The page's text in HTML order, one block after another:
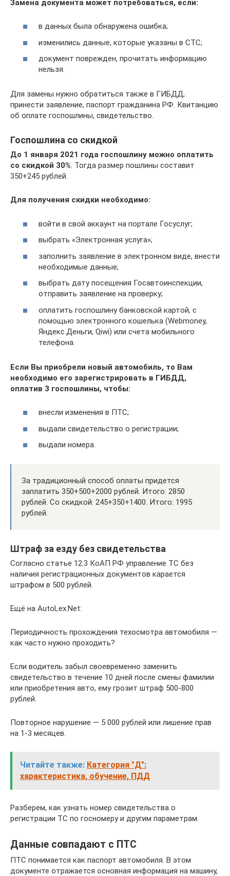
Замена документа может потребоваться, если:
в данных была обнаружена ошибка;
изменились данные, которые указаны в СТС;
документ поврежден, прочитать информацию
нельзя.
Для замены нужно обратиться также в ГИБДД,
принести заявление, паспорт гражданина РФ. Квитанцию
об оплате госпошлины, свидетельство.
Госпошлина со скидкой
До 1 января 2021 года госпошлину можно оплатить
со скидкой 30%. Тогда размер пошлины составит
350+245 рублей.
Для получения скидки необходимо:
войти в свой аккаунт на портале Госуслуг;
выбрать «Электронная услуга»;
заполнить заявление в электронном виде, внести
необходимые данные;
выбрать дату посещения Госавтоинспекции,
отправить заявление на проверку;
оплатить госпошлину банковской картой, с
помощью электронного кошелька (Webmoney,
Яндекс.Деньги, Qiwi) или счета мобильного
телефона.
Если Вы приобрели новый автомобиль, то Вам
необходимо его зарегистрировать в ГИБДД,
оплатив 3 госпошлины, чтобы:
внесли изменения в ПТС;
выдали свидетельство о регистрации;
выдали номера.
За традиционный способ оплаты придется
заплатить 350+500+2000 рублей. Итого: 2850
рублей. Со скидкой: 245+350+1400. Итого: 1995
рублей.
Штраф за езду без свидетельства
Согласно статье 12.3 КоАП РФ управление ТС без
наличия регистрационных документов карается
штрафом в 500 рублей.
Ещё на AutoLex.Net:
Периодичность прохождения техосмотра автомобиля —
как часто нужно проходить?
Если водитель забыл своевременно заменить
свидетельство в течение 10 дней после смены фамилии
или приобретения авто, ему грозит штраф 500-800
рублей.
Повторное нарушение — 5 000 рублей или лишение прав
на 1-3 месяцев.
Читайте также: Категория "Д":
характеристика, обучение, ПДД
Разберем, как узнать номер свидетельства о
регистрации ТС по госномеру и другим параметрам.
Данные совпадают с ПТС
ПТС понимается как паспорт автомобиля. В этом
документе отражается основная информация на машину,